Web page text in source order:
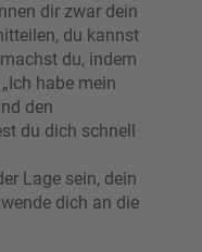
dir zwar dein
du kannst
du, indem
habe mein
den
du dich schnell
Lage sein, dein
dich an die